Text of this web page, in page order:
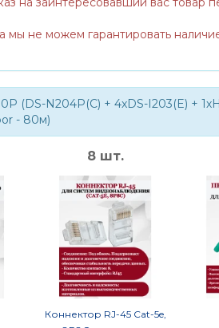
мы не можем гарантировать
(DS-N204P(C) + 4xDS-I203(E) +
- 80м)
8 шт.
Коннектор RJ-45 Cat-5e,